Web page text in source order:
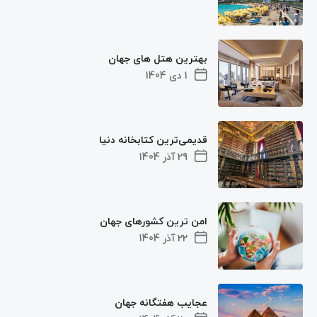
1 دی 1404
بهترین هتل های جهان
29 آذر 1404
قدیمی‌ترین کتابخانه دنیا
22 آذر 1404
امن ترین کشورهای جهان
عجایب هفتگانه جهان